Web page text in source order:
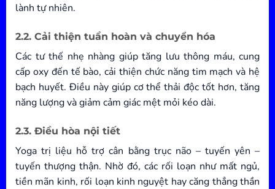
lành tự nhiên.
2.2. Cải thiện tuần hoàn và chuyển hóa
Các tư thế nhẹ nhàng giúp tăng lưu thông máu, cung
cấp oxy đến tế bào, cải thiện chức năng tim mạch và hệ
bạch huyết. Điều này giúp cơ thể thải độc tốt hơn, tăng
năng lượng và giảm cảm giác mệt mỏi kéo dài.
2.3. Điều hòa nội tiết
Yoga trị liệu hỗ trợ cân bằng trục não – tuyến yên –
tuyến thượng thận. Nhờ đó, các rối loạn như mất ngủ,
tiền mãn kinh, rối loạn kinh nguyệt hay căng thẳng thần